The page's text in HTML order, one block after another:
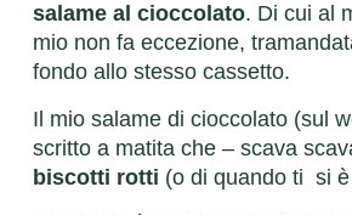
salame al cioccolato. Di cui al
mio non fa eccezione,
fondo allo stesso cassetto.
Il mio salame di cioccolato (sul
scritto a matita che – scava
biscotti rotti (o di quando ti si